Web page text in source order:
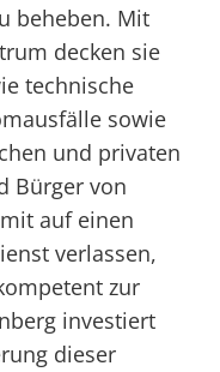
beheben. Mit
decken sie
technische
sowie
und privaten
Bürger von
auf einen
verlassen,
zur
investiert
dieser